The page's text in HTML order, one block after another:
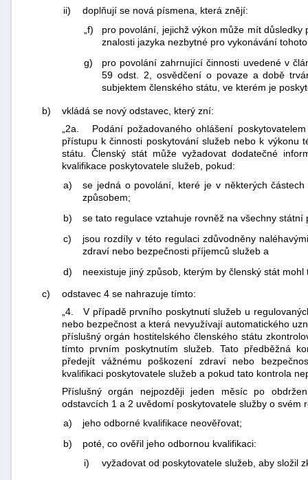
ii)
doplňují se nová písmena, která znějí:
„f)
pro povolání, jejichž výkon může mít
znalosti jazyka nezbytné pro vykonávání
g)
pro povolání zahrnující činnosti uvedené v
59 odst. 2, osvědčení o povaze a době
subjektem členského státu, ve kterém je
b)
vkládá se nový odstavec, který zní:
„2a. Podání požadovaného ohlášení
přístupu k činnosti poskytování služeb nebo k výkonu
státu. Členský stát může vyžadovat dodatečné
kvalifikace poskytovatele služeb, pokud:
a)
se jedná o povolání, které je v některých
způsobem;
b)
se tato regulace vztahuje rovněž na všechny
c)
jsou rozdíly v této regulaci zdůvodněny
zdraví nebo bezpečnosti příjemců služeb a
d)
neexistuje jiný způsob, kterým by členský stát mohl
c)
odstavec 4 se nahrazuje tímto:
„4. V případě prvního poskytnutí služeb u
nebo bezpečnost a která nevyužívají automatického
příslušný orgán hostitelského členského státu
tímto prvním poskytnutím služeb. Tato předběžná
předejít vážnému poškození zdraví nebo
kvalifikaci poskytovatele služeb a pokud tato kontrola
Příslušný orgán nejpozději jeden měsíc po
odstavcích 1 a 2 uvědomí poskytovatele služby o svém
a)
jeho odborné kvalifikace neověřovat;
b)
poté, co ověřil jeho odbornou kvalifikaci:
i)
vyžadovat od poskytovatele služeb, aby složil